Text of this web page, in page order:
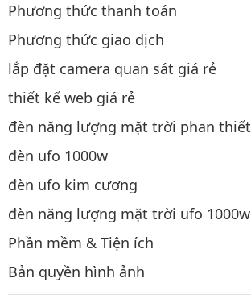
Phương thức thanh toán
Phương thức giao dịch
lắp đặt camera quan sát giá rẻ
thiết kế web giá rẻ
đèn năng lượng mặt trời phan thiết
đèn ufo 1000w
đèn ufo kim cương
đèn năng lượng mặt trời ufo 1000w
Phần mềm & Tiện ích
Bản quyền hình ảnh